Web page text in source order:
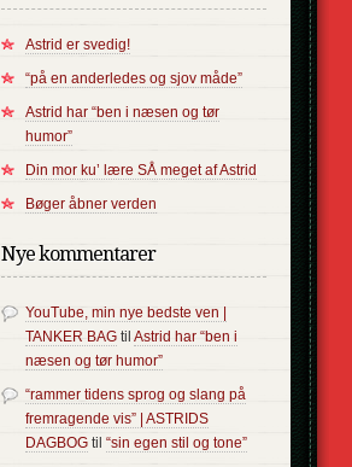
Astrid er svedig!
“på en anderledes og sjov måde”
Astrid har “ben i næsen og tør
humor”
Din mor ku’ lære SÅ meget af Astrid
Bøger åbner verden
Nye kommentarer
YouTube, min nye bedste ven |
TANKER BAG til Astrid har “ben i
næsen og tør humor”
“rammer tidens sprog og slang på
fremragende vis” | ASTRIDS
DAGBOG til “sin egen stil og tone”